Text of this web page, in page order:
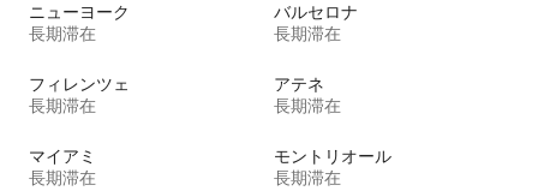
ニューヨーク
長期滞在
バルセロナ
長期滞在
フィレンツェ
長期滞在
アテネ
長期滞在
マイアミ
長期滞在
モントリオール
長期滞在